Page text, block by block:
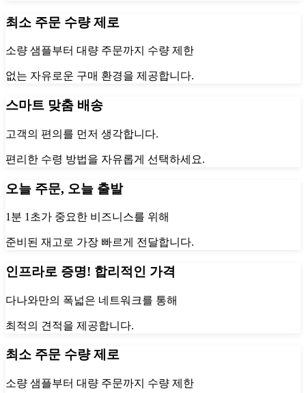
최소 주문 수량 제로
소량 샘플부터 대량 주문까지 수량 제한
없는 자유로운 구매 환경을 제공합니다.
스마트 맞춤 배송
고객의 편의를 먼저 생각합니다.
편리한 수령 방법을 자유롭게 선택하세요.
오늘 주문, 오늘 출발
1분 1초가 중요한 비즈니스를 위해
준비된 재고로 가장 빠르게 전달합니다.
인프라로 증명! 합리적인 가격
다나와만의 폭넓은 네트워크를 통해
최적의 견적을 제공합니다.
최소 주문 수량 제로
소량 샘플부터 대량 주문까지 수량 제한